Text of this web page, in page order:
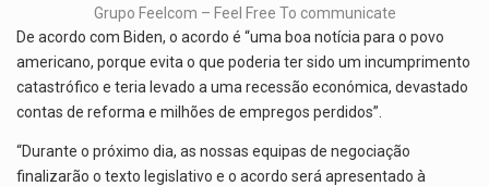
Grupo Feelcom – Feel Free To communicate
De acordo com Biden, o acordo é “uma boa notícia para o povo
americano, porque evita o que poderia ter sido um incumprimento
catastrófico e teria levado a uma recessão económica, devastado
contas de reforma e milhões de empregos perdidos”.
“Durante o próximo dia, as nossas equipas de negociação
finalizarão o texto legislativo e o acordo será apresentado à